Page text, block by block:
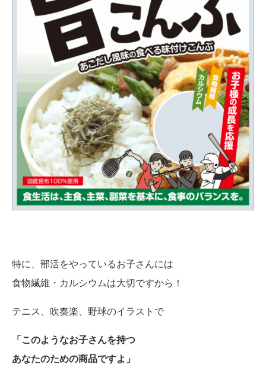
特に、部活をやっているお子さんには
食物繊維・カルシウムは大切ですから！
テニス、吹奏楽、野球のイラストで
「このようなお子さんを持つ
あなたのための商品ですよ」